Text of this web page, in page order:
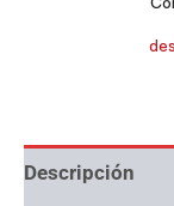
Descripción